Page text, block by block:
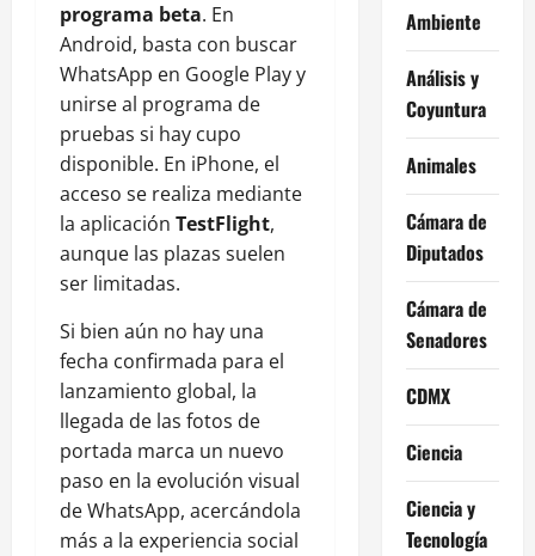
programa beta. En
Android, basta con buscar
WhatsApp en Google Play y
unirse al programa de
pruebas si hay cupo
disponible. En iPhone, el
acceso se realiza mediante
la aplicación TestFlight,
aunque las plazas suelen
ser limitadas.
Si bien aún no hay una
fecha confirmada para el
lanzamiento global, la
llegada de las fotos de
portada marca un nuevo
paso en la evolución visual
de WhatsApp, acercándola
más a la experiencia social
Ambiente
Análisis y
Coyuntura
Animales
Cámara de
Diputados
Cámara de
Senadores
CDMX
Ciencia
Ciencia y
Tecnología